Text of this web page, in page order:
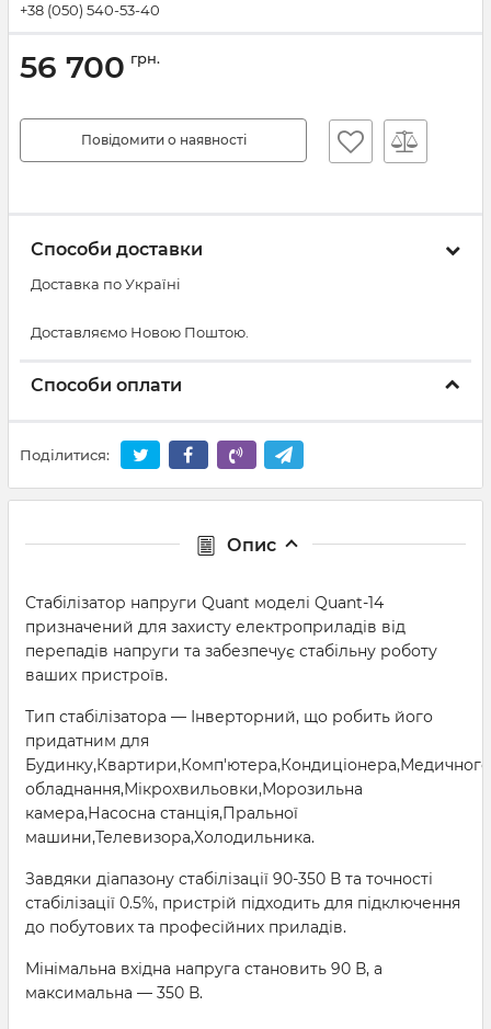
+38 (050) 540-53-40
56 700 грн.
Повідомити о наявності
Способи доставки
Доставка по Україні
Доставляємо Новою Поштою.
Способи оплати
Поділитися:
Опис
Стабілізатор напруги Quant моделі Quant-14
призначений для захисту електроприладів від
перепадів напруги та забезпечує стабільну роботу
ваших пристроїв.
Тип стабілізатора — Інверторний, що робить його
придатним для
Будинку,Квартири,Комп'ютера,Кондиціонера,Медичного
обладнання,Мікрохвильовки,Морозильна
камера,Насосна станція,Пральної
машини,Телевизора,Холодильника.
Завдяки діапазону стабілізації 90-350 В та точності
стабілізації 0.5%, пристрій підходить для підключення
до побутових та професійних приладів.
Мінімальна вхідна напруга становить 90 В, а
максимальна — 350 В.